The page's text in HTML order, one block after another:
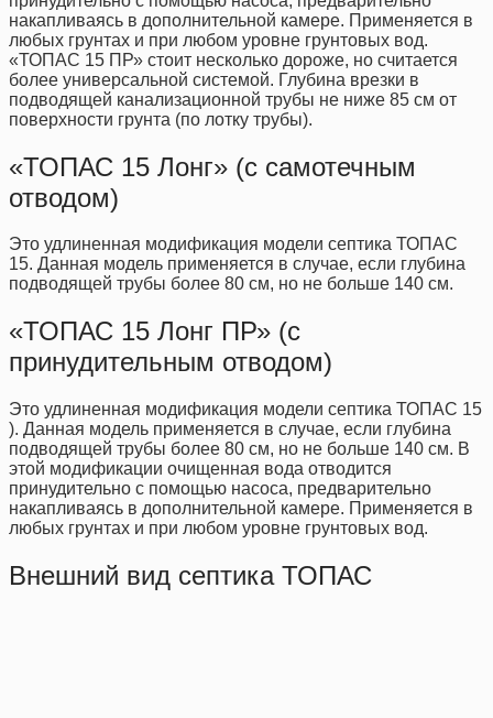
накапливаясь в дополнительной камере. Применяется в
любых грунтах и при любом уровне грунтовых вод.
«ТОПАС 15 ПР» стоит несколько дороже, но считается
более универсальной системой. Глубина врезки в
подводящей канализационной трубы не ниже 85 см от
поверхности грунта (по лотку трубы).
«ТОПАС 15 Лонг» (с самотечным
отводом)
Это удлиненная модификация модели септика ТОПАС
15. Данная модель применяется в случае, если глубина
подводящей трубы более 80 см, но не больше 140 см.
«ТОПАС 15 Лонг ПР» (с
принудительным отводом)
Это удлиненная модификация модели септика ТОПАС 15
). Данная модель применяется в случае, если глубина
подводящей трубы более 80 см, но не больше 140 см. В
этой модификации очищенная вода отводится
принудительно с помощью насоса, предварительно
накапливаясь в дополнительной камере. Применяется в
любых грунтах и при любом уровне грунтовых вод.
Внешний вид септика ТОПАС